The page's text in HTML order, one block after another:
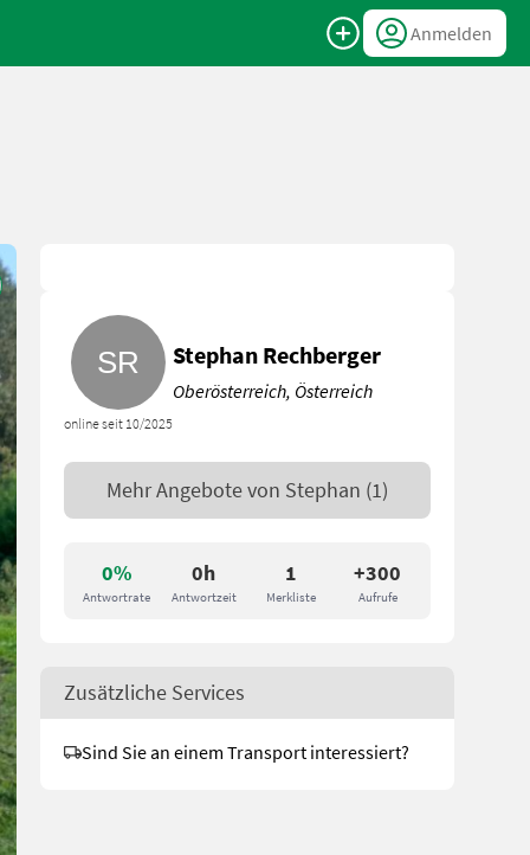
Anmelden
0%
Antwortrate
0h
Antwortzeit
1
Merkliste
+300
Aufrufe
online seit 10/2025
Stephan Rechberger
Oberösterreich, Österreich
Mehr Angebote von Stephan (1)
Zusätzliche Services
Sind Sie an einem Transport interessiert?